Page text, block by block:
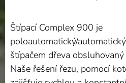
Štípací Complex 900 je
poloautomatický/
štípačem dřeva
Naše řešení řezu, pomocí